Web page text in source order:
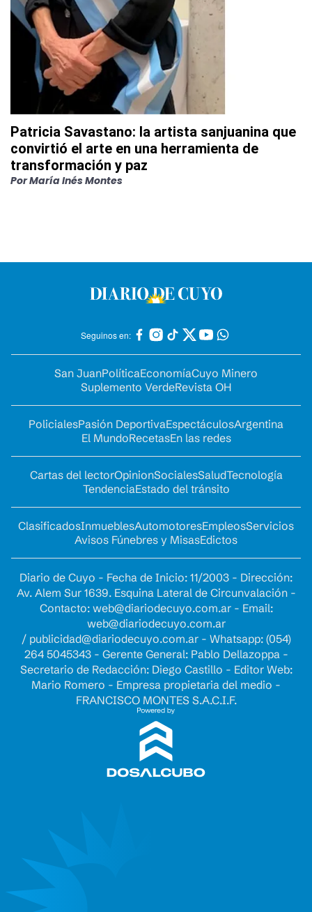
Patricia Savastano: la artista sanjuanina que
convirtió el arte en una herramienta de
transformación y paz
PorMaría Inés Montes
Seguinos en:
San JuanPolíticaEconomíaCuyo Minero
Suplemento VerdeRevista OH
PolicialesPasión DeportivaEspectáculosArgentina
El MundoRecetasEn las redes
Cartas del lectorOpinionSocialesSaludTecnología
TendenciaEstado del tránsito
ClasificadosInmueblesAutomotoresEmpleosServicios
Avisos Fúnebres y MisasEdictos
Diario de Cuyo - Fecha de Inicio: 11/2003 - Dirección:
Av. Alem Sur 1639. Esquina Lateral de Circunvalación -
Contacto: web@diariodecuyo.com.ar- Email:
web@diariodecuyo.com.ar
/ publicidad@diariodecuyo.com.ar- Whatsapp: (054)
264 5045343 - Gerente General: Pablo Dellazoppa -
Secretario de Redacción: Diego Castillo - Editor Web:
Mario Romero - Empresa propietaria del medio -
FRANCISCO MONTES S.A.C.I.F.